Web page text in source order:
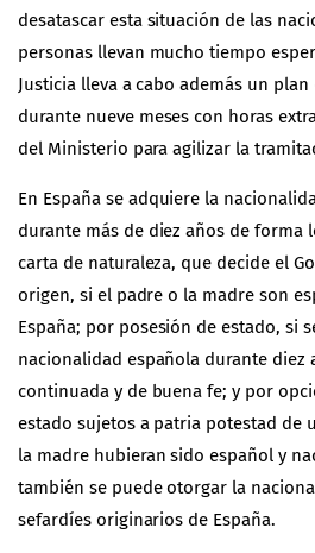
desatascar esta situación de las
personas llevan mucho tiempo
Justicia lleva a cabo además un
durante nueve meses con horas
del Ministerio para agilizar la
En España se adquiere la
durante más de diez años de forma
carta de naturaleza, que decide el
origen, si el padre o la madre son
España; por posesión de estado, si
nacionalidad española durante diez
continuada y de buena fe; y por
estado sujetos a patria potestad de
la madre hubieran sido español y
también se puede otorgar la
sefardíes originarios de España.